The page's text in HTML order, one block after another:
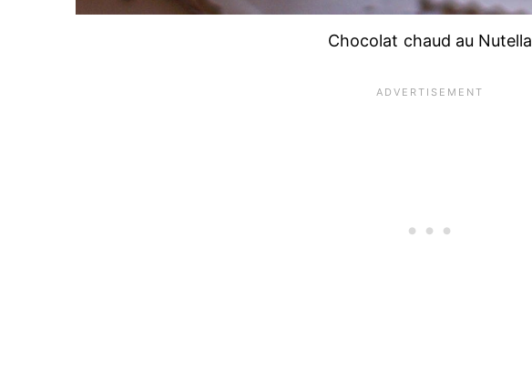
Chocolat chaud au Nutella